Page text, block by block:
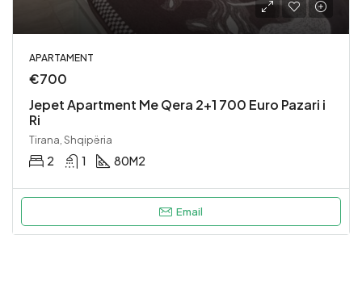
APARTAMENT
€700
Jepet Apartment Me Qera 2+1 700 Euro Pazari i
Ri
Tirana, Shqipëria
2 1 80M2
Email